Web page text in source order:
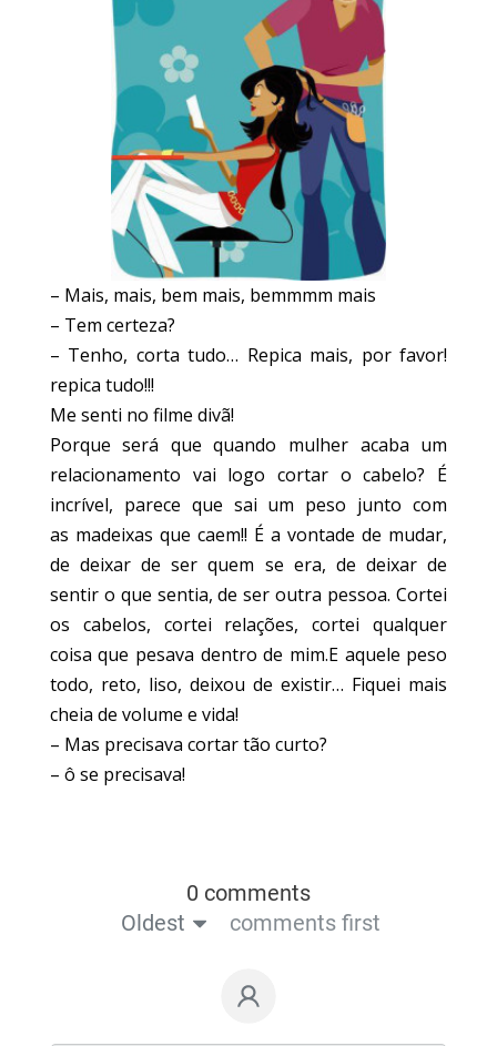
– Mais, mais, bem mais, bemmmm mais
– Tem certeza?
– Tenho, corta tudo… Repica mais, por favor!
repica tudo!!!
Me senti no filme divã!
Porque será que quando mulher acaba um
relacionamento vai logo cortar o cabelo? É
incrível, parece que sai um peso junto com
as madeixas que caem!! É a vontade de mudar,
de deixar de ser quem se era, de deixar de
sentir o que sentia, de ser outra pessoa. Cortei
os cabelos, cortei relações, cortei qualquer
coisa que pesava dentro de mim.E aquele peso
todo, reto, liso, deixou de existir… Fiquei mais
cheia de volume e vida!
– Mas precisava cortar tão curto?
– ô se precisava!
0 comments
Oldest
comments first